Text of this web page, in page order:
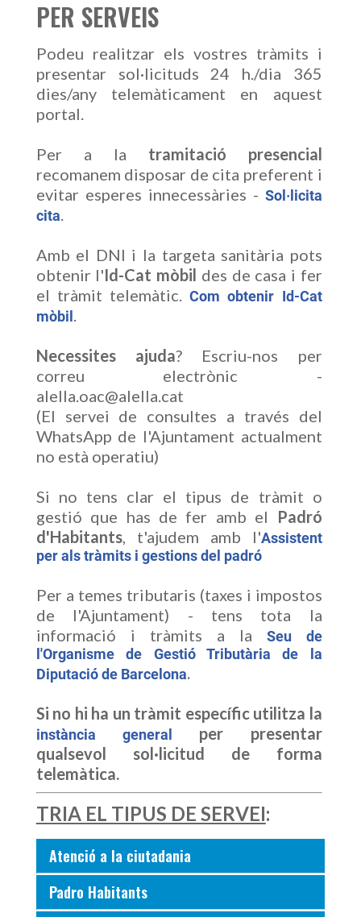
PER SERVEIS
Podeu realitzar els vostres tràmits i
presentar sol·licituds 24 h./dia 365
dies/any telemàticament en aquest
portal.
Per a la tramitació presencial
recomanem disposar de cita preferent i
evitar esperes innecessàries - Sol·licita
cita.
Amb el DNI i la targeta sanitària pots
obtenir l'Id-Cat mòbil des de casa i fer
el tràmit telemàtic.Com obtenir Id-Cat
mòbil .
Necessites ajuda? Escriu-nos per
correu electrònic -
alella.oac@alella.cat
(El servei de consultes a través del
WhatsApp de l'Ajuntament actualment
no està operatiu)
Si no tens clar el tipus de tràmit o
gestió que has de fer amb el Padró
d'Habitants, t'ajudem amb l'Assistent
per als tràmits i gestions del padró
Per a temes tributaris (taxes i impostos
de l'Ajuntament) - tens tota la
informació i tràmits a la Seu de
l'Organisme de Gestió Tributària de la
Diputació de Barcelona.
Si no hi ha un tràmit específic utilitza la
instància general
per presentar
qualsevol sol·licitud de forma
telemàtica.
TRIA EL TIPUS DE SERVEI:
Atenció a la ciutadania
Padro Habitants